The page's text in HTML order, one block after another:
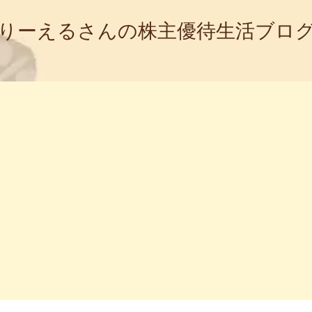
ーえるさんの株主優待生活ブロ